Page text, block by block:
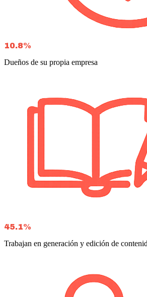
10.8%
Dueños de su propia empresa
45.1%
Trabajan en generación y edición de